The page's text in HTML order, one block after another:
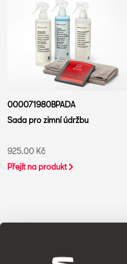
000071980BPADA
Sada pro zimní údržbu
925.00 Kč
Přejít na produkt